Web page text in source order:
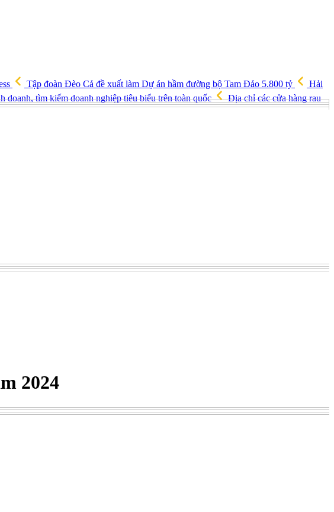
Tập đoàn Đèo Cả đề xuất làm Dự án hầm đường bộ Tam Đảo 5.800 tỷ
Hải
doanh, tìm kiếm doanh nghiệp tiêu biểu trên toàn quốc
Địa chỉ các cửa hàng rau
2024